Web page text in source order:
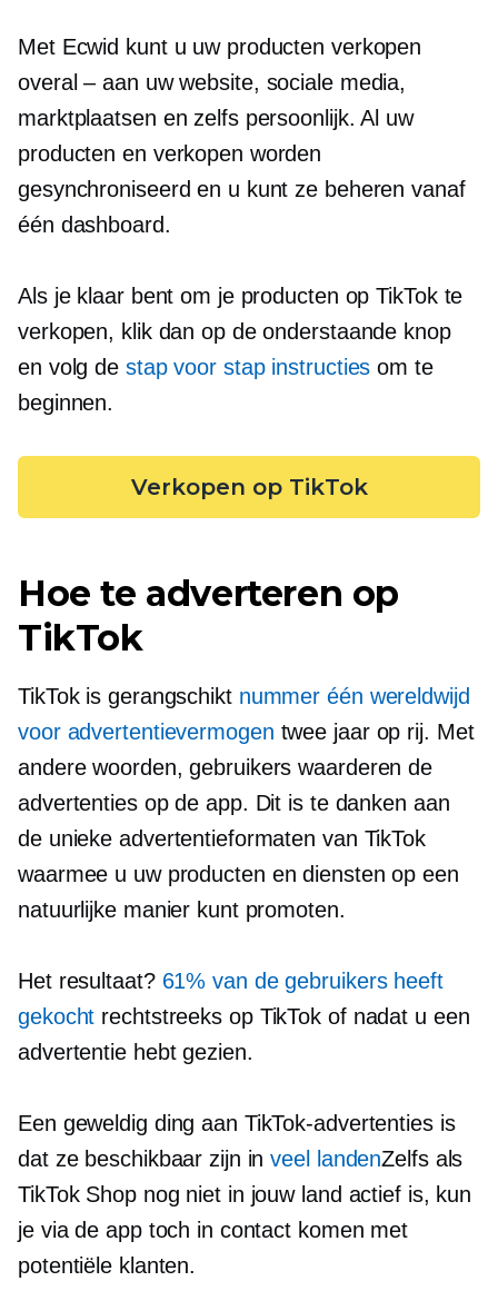
Met Ecwid kunt u uw producten verkopen
overal – aan uw website, sociale media,
marktplaatsen en zelfs persoonlijk. Al uw
producten en verkopen worden
gesynchroniseerd en u kunt ze beheren vanaf
één dashboard.
Als je klaar bent om je producten op TikTok te
verkopen, klik dan op de onderstaande knop
en volg de stap voor stapinstructies om te
beginnen.
Verkopen op TikTok
Hoe te adverteren op
TikTok
TikTok is gerangschikt nummer één wereldwijd
voor advertentievermogen twee jaar op rij. Met
andere woorden, gebruikers waarderen de
advertenties op de app. Dit is te danken aan
de unieke advertentieformaten van TikTok
waarmee u uw producten en diensten op een
natuurlijke manier kunt promoten.
Het resultaat? 61% van de gebruikers heeft
gekocht rechtstreeks op TikTok of nadat u een
advertentie hebt gezien.
Een geweldig ding aan TikTok-advertenties is
dat ze beschikbaar zijn inveel landenZelfs als
TikTok Shop nog niet in jouw land actief is, kun
je via de app toch in contact komen met
potentiële klanten.